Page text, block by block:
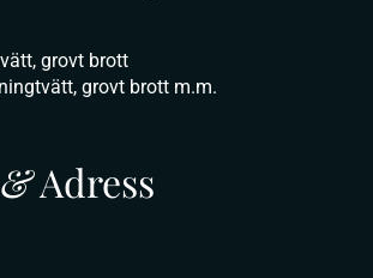
grovt brott
grovt brott m.m.
&Adress